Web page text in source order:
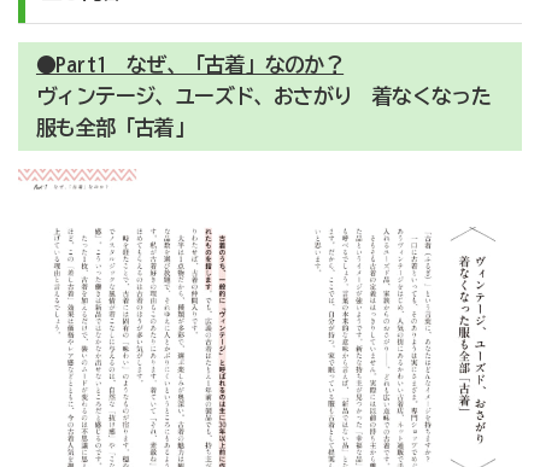
●Part1 なぜ、「古着」なのか？
ヴィンテージ、ユーズド、おさがり 着なくなった
服も全部「古着」